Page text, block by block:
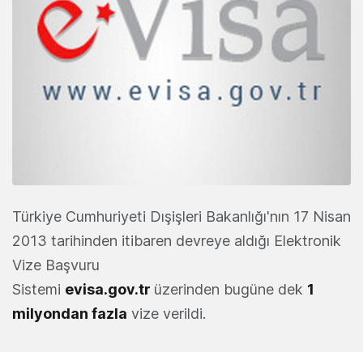
Türkiye Cumhuriyeti Dışişleri Bakanlığı'nın 17 Nisan
2013 tarihinden itibaren devreye aldığı Elektronik
Vize Başvuru
Sistemi evisa.gov.tr üzerinden bugüne dek 1
milyondan fazla vize verildi.